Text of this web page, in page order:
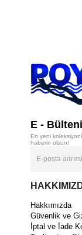
E -
En yeni
haberin olsun!
Hakkımızda
Güvenlik ve
İptal ve İade